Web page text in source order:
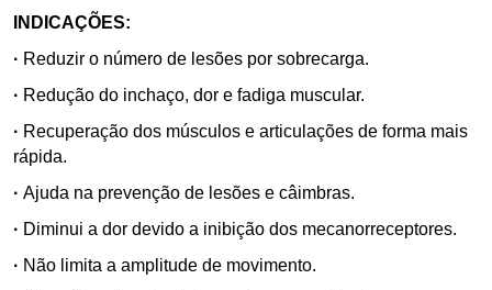
INDICAÇÕES:
· Reduzir o número de lesões por sobrecarga.
· Redução do inchaço, dor e fadiga muscular.
· Recuperação dos músculos e articulações de forma mais
rápida.
· Ajuda na prevenção de lesões e câimbras.
· Diminui a dor devido a inibição dos mecanorreceptores.
· Não limita a amplitude de movimento.